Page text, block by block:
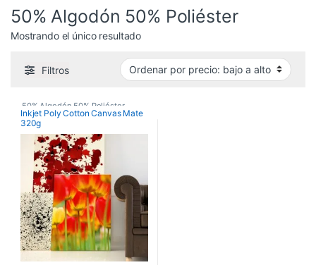
50% Algodón 50% Poliéster
Mostrando el único resultado
Filtros
50% Algodón 50% Poliéster
Canvas Base Agua
Especialidades
Inkjet Poly Cotton Canvas Mate
320g